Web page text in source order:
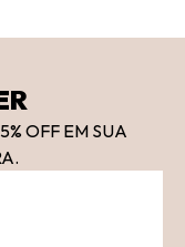
% OFF EM SUA